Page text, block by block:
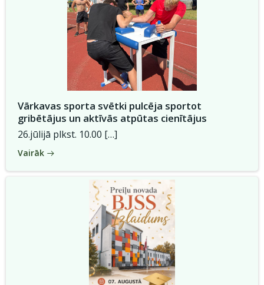
Vārkavas sporta svētki pulcēja sportot
gribētājus un aktīvās atpūtas cienītājus
26.jūlijā plkst. 10.00 […]
Vairāk